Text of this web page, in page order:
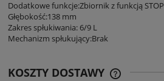
Dodatkowe funkcje:Zbiornik z funkcją STOP
Głębokość:138 mm
Zakres spłukiwania: 6/9 L
Mechanizm spłukujący:Brak
KOSZTY DOSTAWY